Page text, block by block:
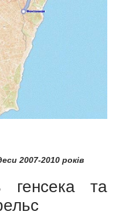
2007-2010 років
генсека та